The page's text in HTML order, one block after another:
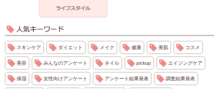
スキンケア ダイエット メイク 健康 美肌 コスメ
美容 みんなのアンケート ネイル pickup エイジングケア
保湿 女性向けアンケート アンケート結果発表 調査結果発表